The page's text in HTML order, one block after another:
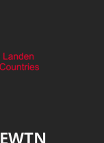
EWTN